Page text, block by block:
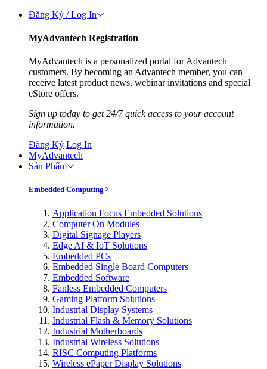
Đăng Ký / Log In
MyAdvantech Registration
MyAdvantech is a personalized portal for Advantech
customers. By becoming an Advantech member, you can
receive latest product news, webinar invitations and special
eStore offers.
Sign up today to get 24/7 quick access to your account
information.
Đăng Ký Log In
MyAdvantech
Sản Phẩm
Embedded Computing
Application Focus Embedded Solutions
Computer On Modules
Digital Signage Players
Edge AI & IoT Solutions
Embedded PCs
Embedded Single Board Computers
Embedded Software
Fanless Embedded Computers
Gaming Platform Solutions
Industrial Display Systems
Industrial Flash & Memory Solutions
Industrial Motherboards
Industrial Wireless Solutions
RISC Computing Platforms
Wireless ePaper Display Solutions